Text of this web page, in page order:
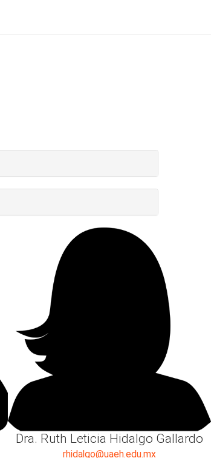
Dra. Ruth Leticia Hidalgo Gallardo
rhidalgo@uaeh.edu.mx